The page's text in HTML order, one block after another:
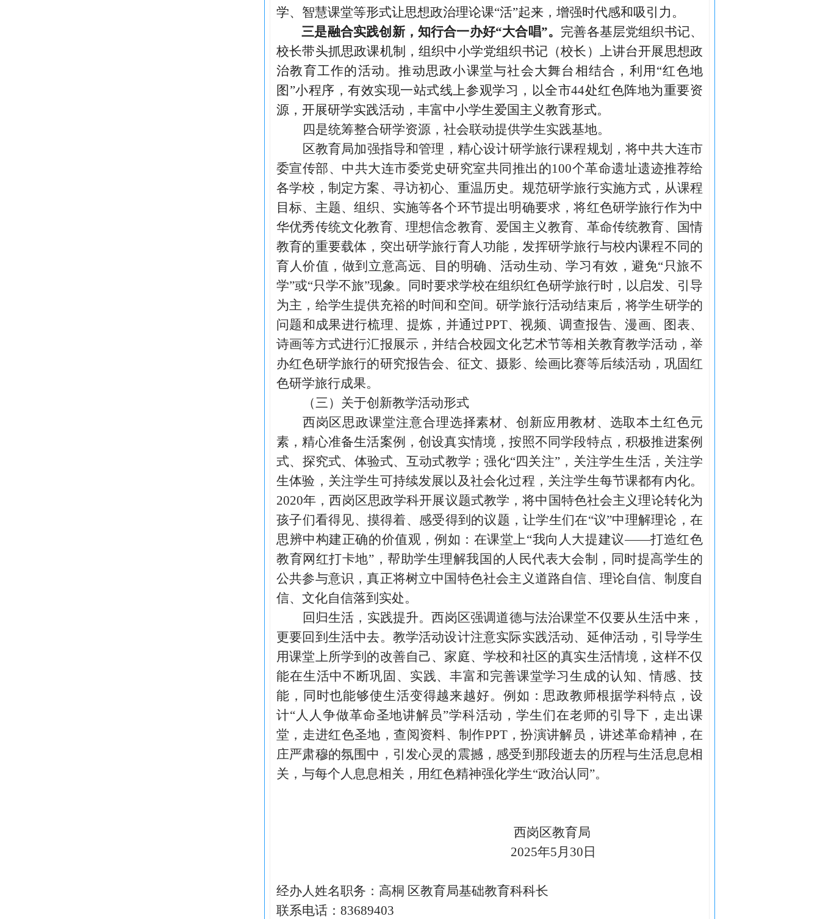
学、智慧课堂等形式让思想政治理论课“活”起来，增强时代感和吸引力。
三是融合实践创新，知行合一办好“大合唱”。 完善各基层党组织书记、
校长带头抓思政课机制，组织中小学党组织书记（校长）上讲台开展思想政
治教育工作的活动。推动思政小课堂与社会大舞台相结合，利用 “红色地
图”小程序，有效实现一站式线上参观学习，以全市44处红色阵地为重要资
源，开展研学实践活动，丰富中小学生爱国主义教育形式。
四是统筹整合研学资源，社会联动提供学生实践基地。
区教育局加强指导和管理，精心设计研学旅行课程规划，将中共大连市
委宣传部、中共大连市委党史研究室共同推出的100个革命遗址遗迹推荐给
各学校，制定方案、寻访初心、重温历史。规范研学旅行实施方式，从课程
目标、主题、组织、实施等各个环节提出明确要求，将红色研学旅行作为中
华优秀传统文化教育、理想信念教育、爱国主义教育、革命传统教育、国情
教育的重要载体，突出研学旅行育人功能，发挥研学旅行与校内课程不同的
育人价值，做到立意高远、目的明确、活动生动、学习有效，避免“只旅不
学”或“只学不旅”现象。同时要求学校在组织红色研学旅行时，以启发、引导
为主，给学生提供充裕的时间和空间。研学旅行活动结束后，将学生研学的
问题和成果进行梳理、提炼，并通过PPT、视频、调查报告、漫画、图表、
诗画等方式进行汇报展示，并结合校园文化艺术节等相关教育教学活动，举
办红色研学旅行的研究报告会、征文、摄影、绘画比赛等后续活动，巩固红
色研学旅行成果。
（三）关于创新教学活动形式
西岗区思政课堂注意合理选择素材、创新应用教材、选取本土红色元
素，精心准备生活案例，创设真实情境，按照不同学段特点，积极推进案例
式、探究式、体验式、互动式教学；强化“四关注”，关注学生生活，关注学
生体验，关注学生可持续发展以及社会化过程，关注学生每节课都有内化。
2020年，西岗区思政学科开展议题式教学，将中国特色社会主义理论转化为
孩子们看得见、摸得着、感受得到的议题，让学生们在“议”中理解理论，在
思辨中构建正确的价值观，例如：在课堂上“我向人大提建议——打造红色
教育网红打卡地”，帮助学生理解我国的人民代表大会制，同时提高学生的
公共参与意识，真正将树立中国特色社会主义道路自信、理论自信、制度自
信、文化自信落到实处。
回归生活，实践提升。西岗区强调道德与法治课堂不仅要从生活中来，
更要回到生活中去。教学活动设计注意实际实践活动、延伸活动，引导学生
用课堂上所学到的改善自己、家庭、学校和社区的真实生活情境，这样不仅
能在生活中不断巩固、实践、丰富和完善课堂学习生成的认知、情感、技
能，同时也能够使生活变得越来越好。例如：思政教师根据学科特点，设
计“人人争做革命圣地讲解员”学科活动，学生们在老师的引导下，走出课
堂，走进红色圣地，查阅资料、制作PPT，扮演讲解员，讲述革命精神，在
庄严肃穆的氛围中，引发心灵的震撼，感受到那段逝去的历程与生活息息相
关，与每个人息息相关，用红色精神强化学生“政治认同”。
西岗区教育局
2025年5月 30 日
经办人姓名职务： 高桐 区教育局基础教育科科长
联系电话： 83689403